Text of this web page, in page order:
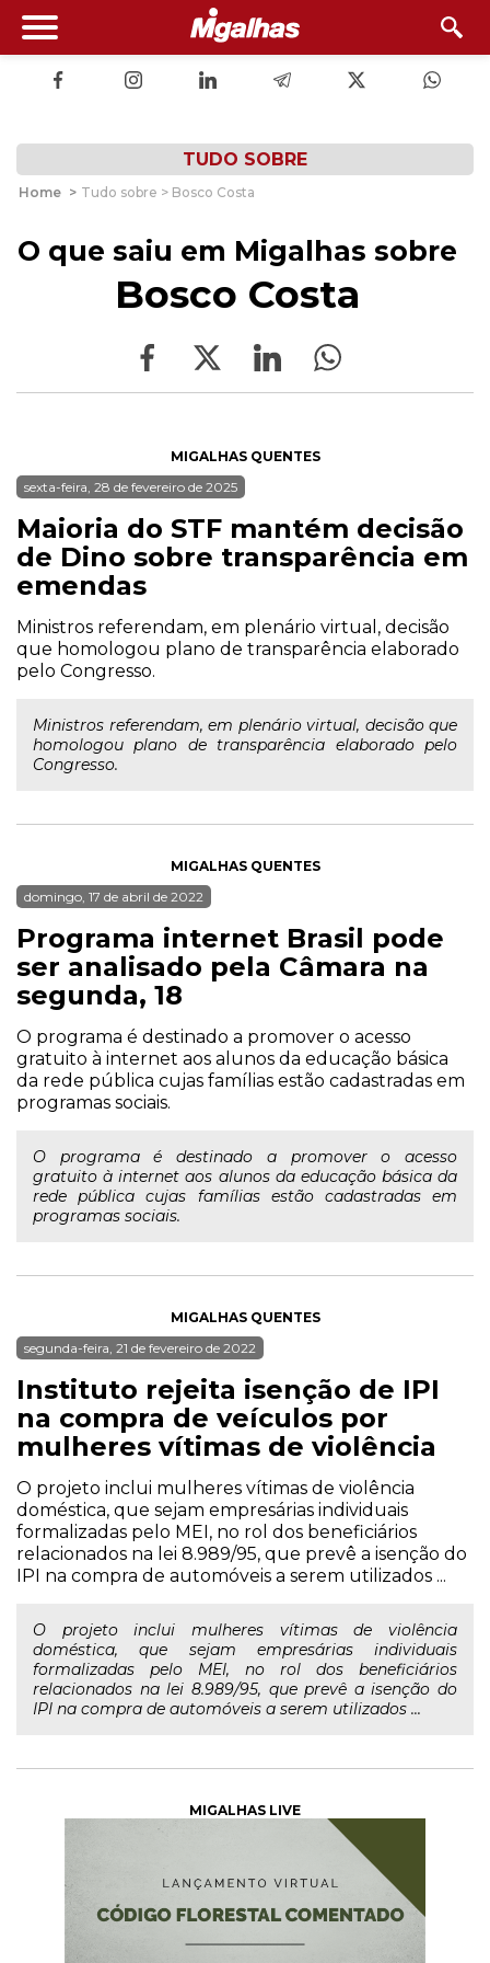
TUDO SOBRE
Home > Tudo sobre > Bosco Costa
O que saiu em Migalhas sobre
Bosco Costa
MIGALHAS QUENTES
sexta-feira, 28 de fevereiro de 2025
Maioria do STF mantém decisão
de Dino sobre transparência em
emendas
Ministros referendam, em plenário virtual, decisão
que homologou plano de transparência elaborado
pelo Congresso.
Ministros referendam, em plenário virtual, decisão que
homologou plano de transparência elaborado pelo
Congresso.
MIGALHAS QUENTES
domingo, 17 de abril de 2022
Programa internet Brasil pode
ser analisado pela Câmara na
segunda, 18
O programa é destinado a promover o acesso
gratuito à internet aos alunos da educação básica
da rede pública cujas famílias estão cadastradas em
programas sociais.
O programa é destinado a promover o acesso
gratuito à internet aos alunos da educação básica da
rede pública cujas famílias estão cadastradas em
programas sociais.
MIGALHAS QUENTES
segunda-feira, 21 de fevereiro de 2022
Instituto rejeita isenção de IPI
na compra de veículos por
mulheres vítimas de violência
O projeto inclui mulheres vítimas de violência
doméstica, que sejam empresárias individuais
formalizadas pelo MEI, no rol dos beneficiários
relacionados na lei 8.989/95, que prevê a isenção do
IPI na compra de automóveis a serem utilizados ...
O projeto inclui mulheres vítimas de violência
doméstica, que sejam empresárias individuais
formalizadas pelo MEI, no rol dos beneficiários
relacionados na lei 8.989/95, que prevê a isenção do
IPI na compra de automóveis a serem utilizados ...
MIGALHAS LIVE